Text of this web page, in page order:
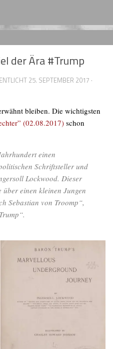
der Ära #Trump
25. SEPTEMBER 2017 ·
bleiben. Die wichtigsten
(02.08.2017) schon
einen
Schriftsteller und
Lockwood. Dieser
über einen kleinen Jungen
Sebastian von Troomp“,